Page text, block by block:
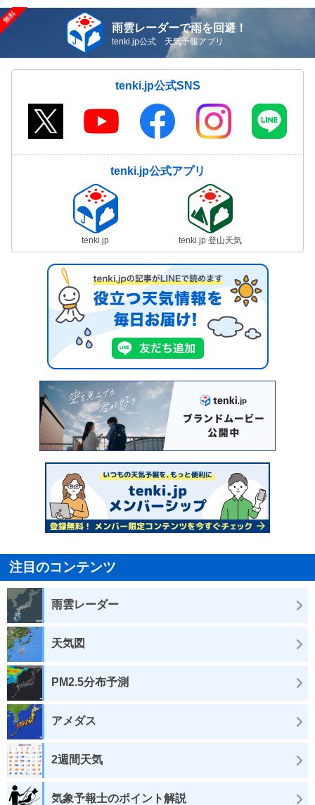
雨雲レーダーで雨を回避！
tenki.jp公式 天気予報アプリ
tenki.jp公式SNS
tenki.jp公式アプリ
tenki.jp tenki.jp 登山天気
注目のコンテンツ
雨雲レーダー
天気図
PM2.5分布予測
アメダス
2週間天気
気象予報士のポイント解説